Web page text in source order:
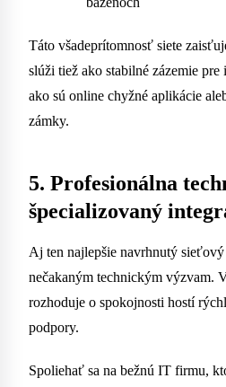
Táto všadeprítomnosť siete
slúži tiež ako stabilné zázemie pre
ako sú online chyžné aplikácie
zámky.
5. Profesionálna
špecializovaný
Aj ten najlepšie navrhnutý
nečakaným technickým výzvam.
rozhoduje o spokojnosti hostí
podpory.
Spoliehať sa na bežnú IT firmu,